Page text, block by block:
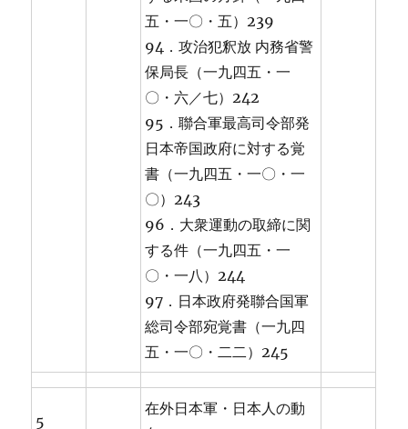
五・一〇・五）239
94．攻治犯釈放 内務省警
保局長（一九四五・一
〇・六／七）242
95．聯合軍最高司令部発
日本帝国政府に対する覚
書（一九四五・一〇・一
〇）243
96．大衆運動の取締に関
する件（一九四五・一
〇・一八）244
97．日本政府発聯合国軍
総司令部宛覚書（一九四
五・一〇・二二）245
5
在外日本軍・日本人の動